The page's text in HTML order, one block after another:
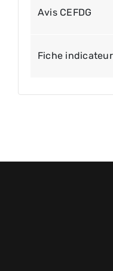
Avis CEFDG
Fiche